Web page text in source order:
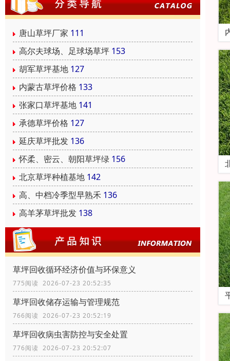
唐山草坪厂家 111
高尔夫球场、足球场草坪 153
胡军草坪基地 127
内蒙古草坪价格 133
张家口草坪基地 141
承德草坪价格 127
延庆草坪批发 136
怀柔、密云、朝阳草坪绿 156
北京草坪种植基地 142
高、中档冷季型早熟禾 136
高羊茅草坪批发 138
草坪回收循环经济价值与环保意义
775阅读 2026-07-23 20:52:35
草坪回收储存运输与管理规范
766阅读 2026-07-23 20:52:19
草坪回收病虫害防控与安全处置
776阅读 2026-07-23 20:52:07